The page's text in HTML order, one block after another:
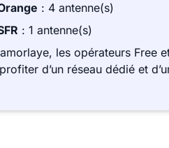
: 4 antenne(s)
: 1 antenne(s)
les opérateurs Free
d’un réseau dédié et